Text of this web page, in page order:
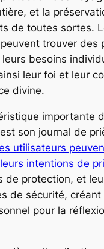
et la
de toutes sortes.
trouver des
besoins
leur foi et leur
divine.
importante
son journal de
utilisateurs
intentions de
de protection, et
de sécurité, créant
pour la